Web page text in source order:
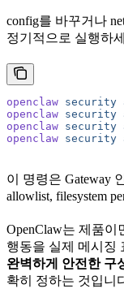
config를 바꾸거나
정기적으로 실행하
openclaw security
openclaw security
openclaw security
openclaw security
이 명령은 Gateway
allowlist, filesystem
OpenClaw는 제품이
행동을 실제 메시징
완벽하게 안전한 구
확히 정하는 것입니